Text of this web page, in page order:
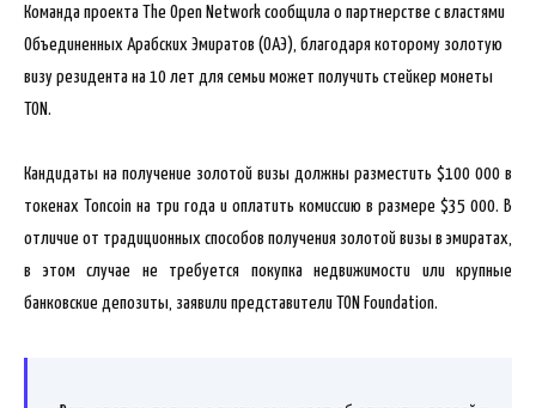
Команда проекта The Open Network сообщила о партнерстве с властями
Объединенных Арабских Эмиратов (ОАЭ), благодаря которому золотую
визу резидента на 10 лет для семьи может получить стейкер монеты
TON.
Кандидаты на получение золотой визы должны разместить $100 000 в
токенах Toncoin на три года и оплатить комиссию в размере $35 000. В
отличие от традиционных способов получения золотой визы в эмиратах,
в этом случае не требуется покупка недвижимости или крупные
банковские депозиты, заявили представители TON Foundation.